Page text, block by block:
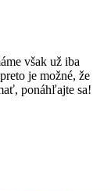
však už iba
je možné, že
ponáhľajte sa!